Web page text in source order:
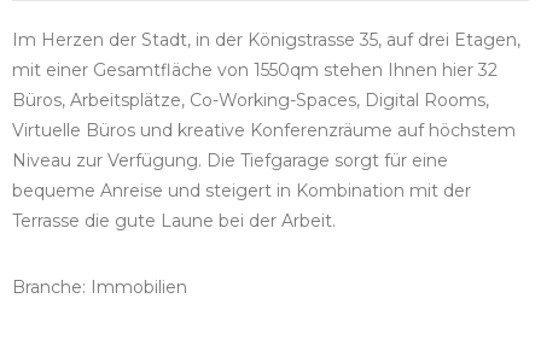
Im Herzen der Stadt, in der Königstrasse 35, auf drei Etagen,
mit einer Gesamtfläche von 1550qm stehen Ihnen hier 32
Büros, Arbeitsplätze, Co-Working-Spaces, Digital Rooms,
Virtuelle Büros und kreative Konferenzräume auf höchstem
Niveau zur Verfügung. Die Tiefgarage sorgt für eine
bequeme Anreise und steigert in Kombination mit der
Terrasse die gute Laune bei der Arbeit.
Branche: Immobilien